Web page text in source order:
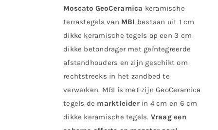
Moscato GeoCeramica keramische
terrastegels van MBI bestaan uit 1 cm
dikke keramische tegels op een 3 cm
dikke betondrager met geïntegreerde
afstandhouders en zijn geschikt om
rechtstreeks in het zandbed te
verwerken. MBI is met zijn GeoCeramica
tegels de marktleiderin 4 cm en 6 cm
dikke keramische tegels. Vraag een